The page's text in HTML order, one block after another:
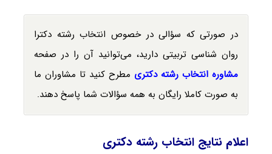
در صورتی که سؤالی در خصوص انتخاب رشته دکترا
روان شناسی تربیتی دارید، می‌توانید آن را در صفحه
مشاوره انتخاب رشته دکتری مطرح کنید تا مشاوران ما
به صورت کاملا رایگان به همه سؤالات شما پاسخ دهند.
اعلام نتایج انتخاب رشته دکتری